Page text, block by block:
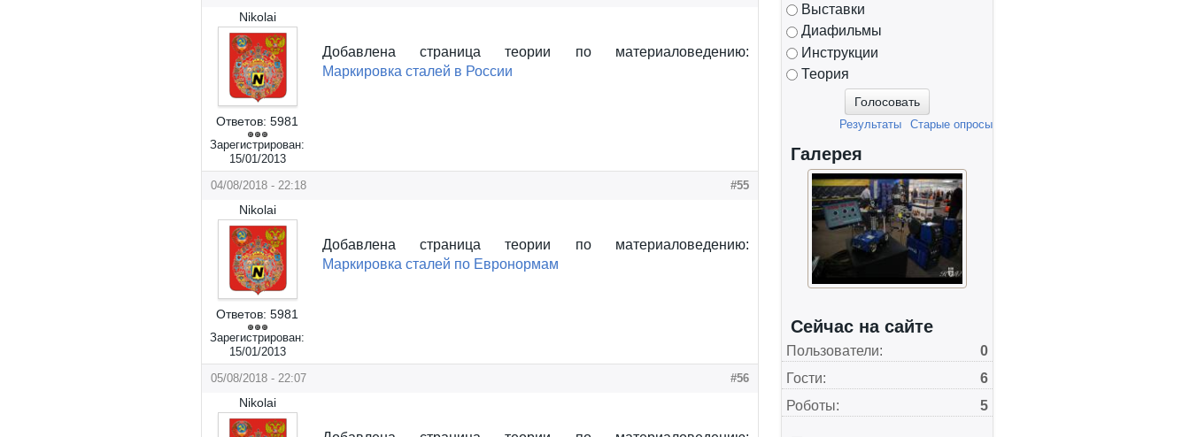
Nikolai
Ответов: 5981
Зарегистрирован:
15/01/2013
Добавлена страница теории по материаловедению:
Маркировка сталей в России
04/08/2018 - 22:18 #55
Nikolai
Ответов: 5981
Зарегистрирован:
15/01/2013
Добавлена страница теории по материаловедению:
Маркировка сталей по Евронормам
05/08/2018 - 22:07 #56
Nikolai
Выставки
Диафильмы
Инструкции
Теория
Старые опросы
Результаты
Галерея
Сейчас на сайте
Пользователи:
0
Гости:
6
Роботы:
5